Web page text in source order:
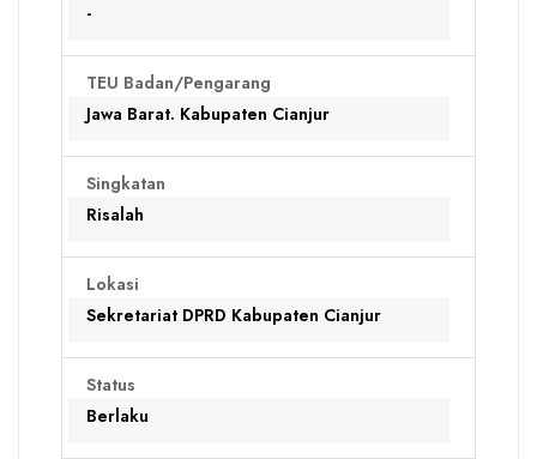
-
TEU Badan/Pengarang
Jawa Barat. Kabupaten Cianjur
Singkatan
Risalah
Lokasi
Sekretariat DPRD Kabupaten Cianjur
Status
Berlaku